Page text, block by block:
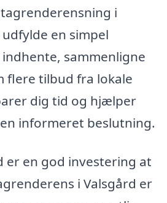
i
en simpel
sammenligne
flere tilbud fra lokale
dig tid og hjælper
informeret beslutning.
er en god investering at
i Valsgård er